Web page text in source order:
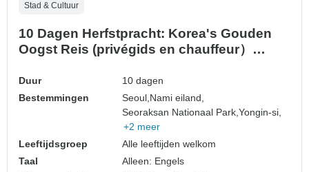
Stad & Cultuur
10 Dagen Herfstpracht: Korea's Gouden
Oogst Reis (privégids en chauffeur）
Duur
10 dagen
Bestemmingen
Seoul,Nami eiland,
Seoraksan Nationaal Park,Yongin-si,
+2 meer
Leeftijdsgroep
Alle leeftijden welkom
Taal
Alleen: Engels